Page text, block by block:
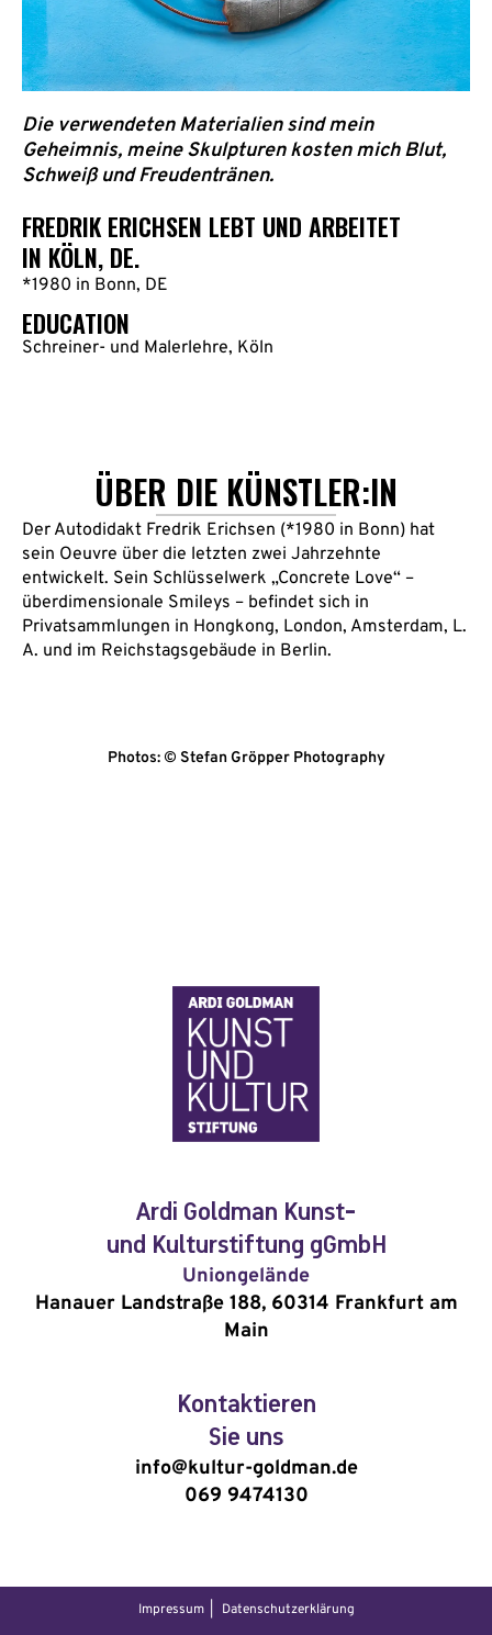
Die verwendeten Materialien sind mein
Geheimnis, meine Skulpturen kosten mich Blut,
Schweiß und Freudentränen.
FREDRIK ERICHSEN LEBT UND ARBEITET
IN KÖLN, DE.
*1980 in Bonn, DE
EDUCATION
Schreiner- und Malerlehre, Köln
ÜBER DIE KÜNSTLER:IN
Der Autodidakt Fredrik Erichsen (*1980 in Bonn) hat
sein Oeuvre über die letzten zwei Jahrzehnte
entwickelt. Sein Schlüsselwerk „Concrete Love“ –
überdimensionale Smileys – befindet sich in
Privatsammlungen in Hongkong, London, Amsterdam, L.
A. und im Reichstagsgebäude in Berlin.
Photos: © Stefan Gröpper Photography
Ardi Goldman Kunst-
und Kulturstiftung gGmbH
Uniongelände
Hanauer Landstraße 188, 60314 Frankfurt am
Main
Kontaktieren
Sie uns
info@kultur-goldman.de
069 9474130
Impressum Datenschutzerklärung